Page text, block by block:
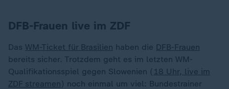
DFB-Frauen live im ZDF
Das WM-Ticket für Brasilien haben die DFB-Frauen
bereits sicher. Trotzdem geht es im letzten WM-
Qualifikationsspiel gegen Slowenien ( 18 Uhr, live im
ZDF streamen) noch einmal um viel: Bundestrainer